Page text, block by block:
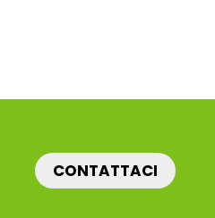
CONTATTACI